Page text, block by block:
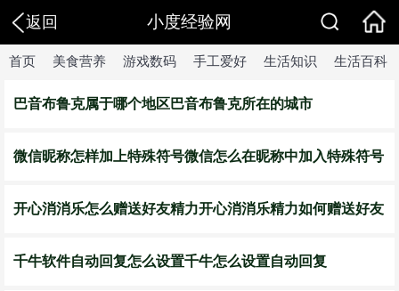
返回 小度经验网
首页 美食营养 游戏数码 手工爱好 生活知识 生活百科
​巴音布鲁克属于哪个地区巴音布鲁克所在的城市
微信昵称怎样加上特殊符号微信怎么在昵称中加入特殊符号
开心消消乐怎么赠送好友精力开心消消乐精力如何赠送好友
千牛软件自动回复怎么设置千牛怎么设置自动回复